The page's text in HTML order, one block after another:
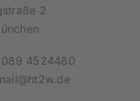
2
4524480